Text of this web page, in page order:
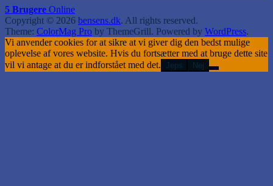
5 Brugere Online
Copyright © 2026 bensens.dk. All rights reserved.
Theme: ColorMag Pro by ThemeGrill. Powered by WordPress.
Vi anvender cookies for at sikre at vi giver dig den bedst mulige
oplevelse af vores website. Hvis du fortsætter med at bruge dette site
vil vi antage at du er indforstået med det. Jeps Nej